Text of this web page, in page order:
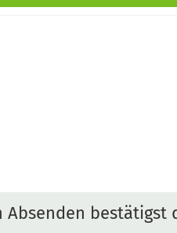
Absenden bestätigst